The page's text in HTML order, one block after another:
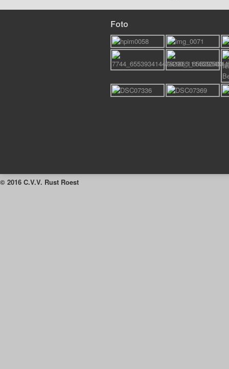
Foto
© 2016 C.V.V. Rust Roest